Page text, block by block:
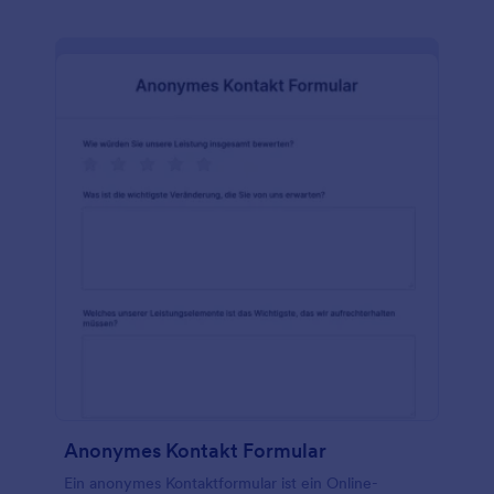
Anonymes Kontakt Formular
Ein anonymes Kontaktformular ist ein Online-